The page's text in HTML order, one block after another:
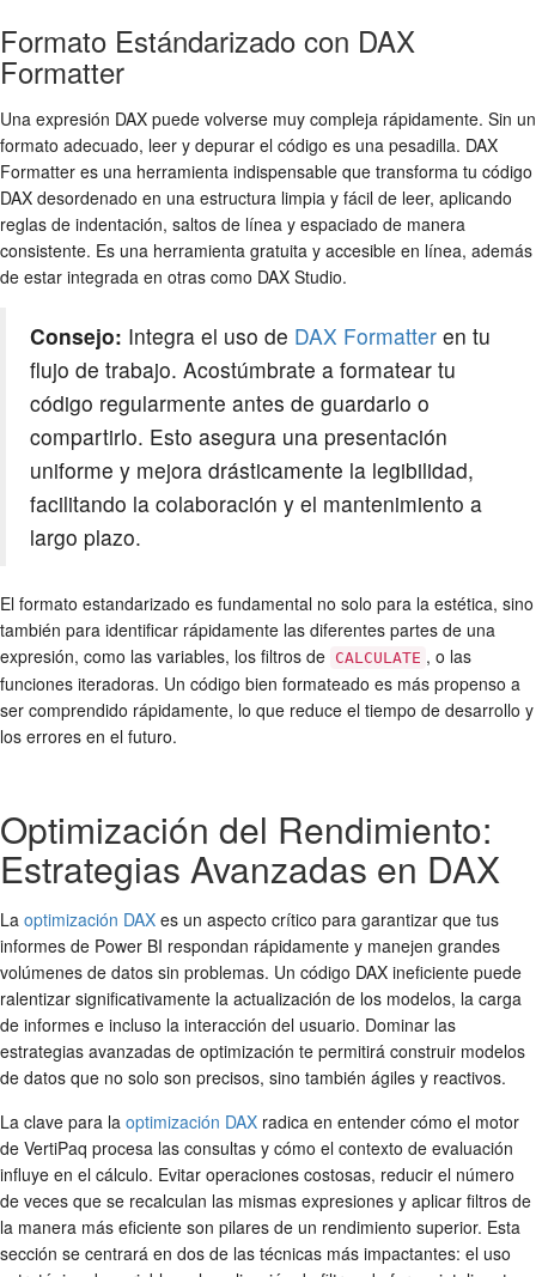
Formato Estándarizado con DAX
Formatter
Una expresión DAX puede volverse muy compleja rápidamente. Sin un
formato adecuado, leer y depurar el código es una pesadilla. DAX
Formatter es una herramienta indispensable que transforma tu código
DAX desordenado en una estructura limpia y fácil de leer, aplicando
reglas de indentación, saltos de línea y espaciado de manera
consistente. Es una herramienta gratuita y accesible en línea, además
de estar integrada en otras como DAX Studio.
Consejo: Integra el uso de DAX Formatter en tu
flujo de trabajo. Acostúmbrate a formatear tu
código regularmente antes de guardarlo o
compartirlo. Esto asegura una presentación
uniforme y mejora drásticamente la legibilidad,
facilitando la colaboración y el mantenimiento a
largo plazo.
El formato estandarizado es fundamental no solo para la estética, sino
también para identificar rápidamente las diferentes partes de una
expresión, como las variables, los filtros de CALCULATE , o las
funciones iteradoras. Un código bien formateado es más propenso a
ser comprendido rápidamente, lo que reduce el tiempo de desarrollo y
los errores en el futuro.
Optimización del Rendimiento:
Estrategias Avanzadas en DAX
La optimización DAX es un aspecto crítico para garantizar que tus
informes de Power BI respondan rápidamente y manejen grandes
volúmenes de datos sin problemas. Un código DAX ineficiente puede
ralentizar significativamente la actualización de los modelos, la carga
de informes e incluso la interacción del usuario. Dominar las
estrategias avanzadas de optimización te permitirá construir modelos
de datos que no solo son precisos, sino también ágiles y reactivos.
La clave para la optimización DAX radica en entender cómo el motor
de VertiPaq procesa las consultas y cómo el contexto de evaluación
influye en el cálculo. Evitar operaciones costosas, reducir el número
de veces que se recalculan las mismas expresiones y aplicar filtros de
la manera más eficiente son pilares de un rendimiento superior. Esta
sección se centrará en dos de las técnicas más impactantes: el uso